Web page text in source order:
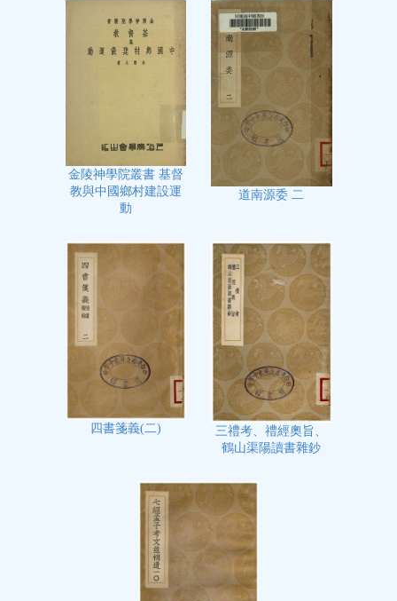
金陵神學院叢書 基督
教與中國鄉村建設運
動
道南源委 二
四書箋義(二)
三禮考、禮經奧旨、
鶴山渠陽讀書雜鈔